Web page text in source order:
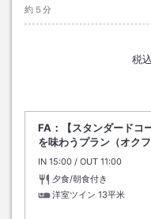
約５分
税込
FA：【スタンダードコ
を味わうプラン（オク
IN チェックイン
15:00 / OUT チェックアウ
11:00
夕食/朝食付き
洋室ツイン 13平米